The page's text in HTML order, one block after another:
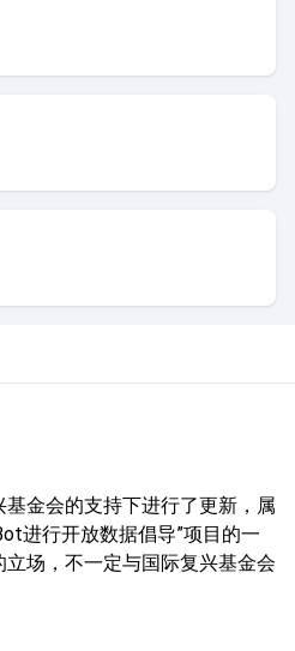
金会的支持下进行了更新，属
进行开放数据倡导”项目的一
场，不一定与国际复兴基金会